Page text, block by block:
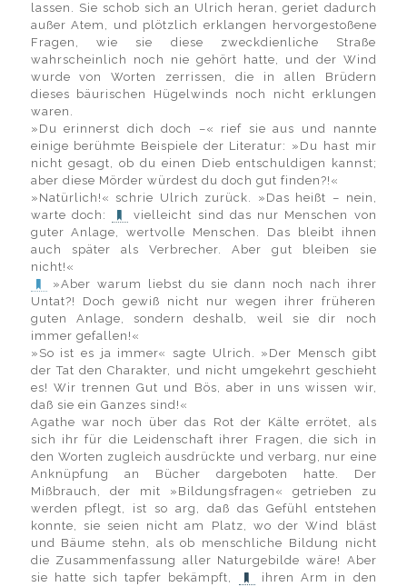
lassen. Sie schob sich an Ulrich heran, geriet dadurch
außer Atem, und plötzlich erklangen hervorgestoßene
Fragen, wie sie diese zweckdienliche Straße
wahrscheinlich noch nie gehört hatte, und der Wind
wurde von Worten zerrissen, die in allen Brüdern
dieses bäurischen Hügelwinds noch nicht erklungen
waren.
»Du erinnerst dich doch –« rief sie aus und nannte
einige berühmte Beispiele der Literatur: »Du hast mir
nicht gesagt, ob du einen Dieb entschuldigen kannst;
aber diese Mörder würdest du doch gut finden?!«
»Natürlich!« schrie Ulrich zurück. »Das heißt – nein,
warte doch:
vielleicht sind das nur Menschen von
guter Anlage, wertvolle Menschen. Das bleibt ihnen
auch später als Verbrecher. Aber gut bleiben sie
nicht!«
»Aber warum liebst du sie dann noch nach ihrer
Untat?! Doch gewiß nicht nur wegen ihrer früheren
guten Anlage, sondern deshalb, weil sie dir noch
immer gefallen!«
»So ist es ja immer« sagte Ulrich. »Der Mensch gibt
der Tat den Charakter, und nicht umgekehrt geschieht
es! Wir trennen Gut und Bös, aber in uns wissen wir,
daß sie ein Ganzes sind!«
Agathe war noch über das Rot der Kälte errötet, als
sich ihr für die Leidenschaft ihrer Fragen, die sich in
den Worten zugleich ausdrückte und verbarg, nur eine
Anknüpfung an Bücher dargeboten hatte. Der
Mißbrauch, der mit »Bildungsfragen« getrieben zu
werden pflegt, ist so arg, daß das Gefühl entstehen
konnte, sie seien nicht am Platz, wo der Wind bläst
und Bäume stehn, als ob menschliche Bildung nicht
die Zusammenfassung aller Naturgebilde wäre! Aber
sie hatte sich tapfer bekämpft,
ihren Arm in den